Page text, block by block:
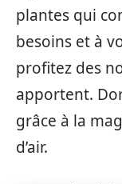
plantes qui
besoins et à
profitez des
apportent.
grâce à la
d’air.